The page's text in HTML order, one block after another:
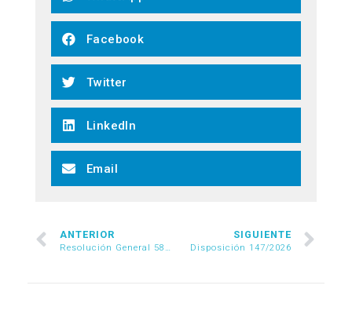
Facebook
Twitter
LinkedIn
Email
ANTERIOR
Resolución General 5855/2026
SIGUIENTE
Disposición 147/2026